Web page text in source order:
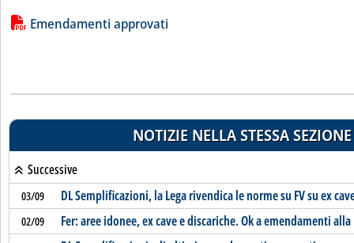
Lista allegati PDF alla notizia
Emendamenti approvati
NOTIZIE NELLA STESSA SEZIONE
Successive
03/09 DL Semplificazioni, la Lega rivendica le norme su FV su ex
02/09 Fer: aree idonee, ex cave e discariche. Ok a emendamenti alla